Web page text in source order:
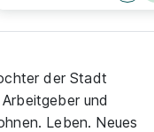
der Stadt
und
Leben. Neues